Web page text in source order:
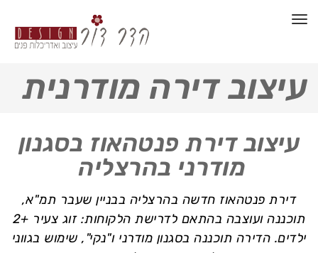
תפריט
עיצוב דירה מודרנית
עיצוב דירת פנטהאוז בסגנון
מודרני בהרצליה
דירת פנטהאוז חדשה בהרצליה בבניין שעבר תמ"א,
תוכננה ועוצבה בהתאם לדרישת הלקוחות: זוג צעיר +2
ילדים. הדירה תוכננה בסגנון מודרני ו"נקי", שימוש בגווני